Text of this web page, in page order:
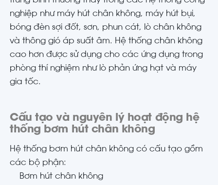
nghiệp như máy hút chân không, máy hút bụi,
bóng đèn sợi đốt, sơn, phun cát, lò chân không
và thông gió áp suất âm. Hệ thống chân không
cao hơn được sử dụng cho các ứng dụng trong
phòng thí nghiệm như lò phản ứng hạt và máy
gia tốc.
Cấu tạo và nguyên lý hoạt động hệ
thống bơm hút chân không
Hệ thống bơm hút chân không có cấu tạo gồm
các bộ phận:
Bơm hút chân không